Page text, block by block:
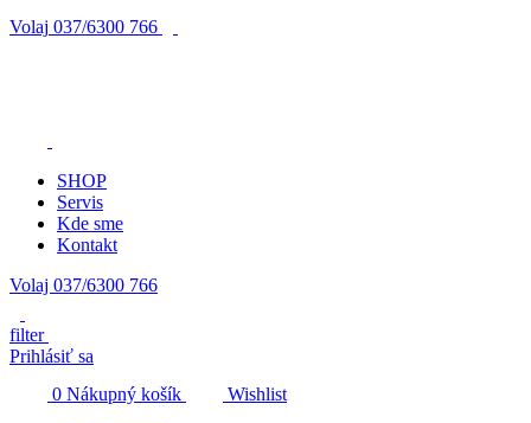
Volaj 037/6300 766
SHOP
Servis
Kde sme
Kontakt
Volaj 037/6300 766
filter
Prihlásiť sa
0 Nákupný košík
Wishlist